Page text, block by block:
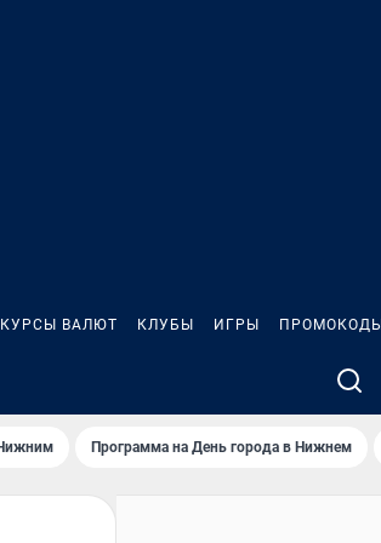
КУРСЫ ВАЛЮТ КЛУБЫ ИГРЫ ПРОМОКОДЫ
Программа на День города в Нижнем